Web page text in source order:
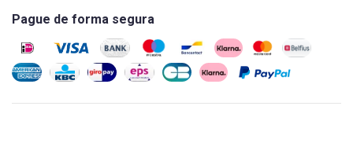
Pague de forma segura